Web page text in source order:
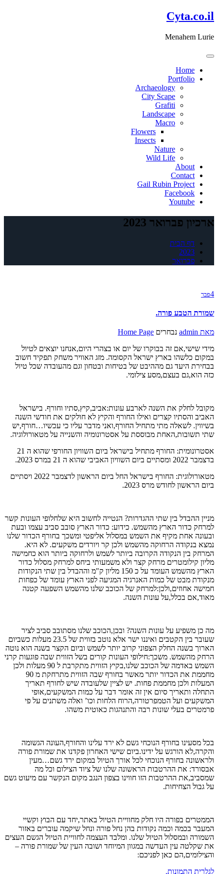
דלג
לתוכן
Cyta.co.il
Menahem Lurie
Home
Portfolio
Archaeology
City Scape
Grafiti
Landscape
Macro
Flowers
Insects
Nature
Wild Life
About
Contact
Gail Rubin Project
Facebook
Youtube
ארכיון פברואר 2023
דף הבית
2023
פברואר
4פבר
שמורת הטבע פורה.
מאת admin נבחרים Home Page
מידי שישי,אם זה בבוקרו של יום או בצהרי היום,אנחנו יוצאים לטיול
במקום כלשהו בארץ ישראל הקסומה. מזג האוויר משחק תפקיד חשוב
בבחירת היעד גם מההיבט של בטיחות ובטחון וגם מהעובדה שכל טיול
כזה הוא,גם בעצם,מסע צילומי.
מקובל לחלק את השנה לארבע עונות:אביב,קיץ,סתיו וחורף. בישראל
האביב והסתיו קצרים ואילו החורף והקיץ לא חולקים את חודשי השנה
בשיווין. לשאלה מתי מתחיל החורף,ואני מדבר עליו כי עכשיו…חורף,יש
שתי תשובות,האחת מבוססת על אסטרונומיה והשנייה על מטאורולוגיה.
אסטרונומית: החורף מתחיל בישראל ביום השוויון החורפי שהוא ה 21
בדצמבר 2022 ומסתיים ביום השוויון האביבי שהוא ה 21 במרס 2023.
מטאורולוגית: החורף בישראל החל ביום הראשון לדצמבר 2022 ויסתיים
ביום הראשון לחודש מרס 2023.
מניין ההבדל בין שתי ההגדרות? הנטייה לחשוב היא שלחלופי העונות קשר
למרחק כדור הארץ מהשמש. כידוע: כדור הארץ סובב סביב עצמו ובעת
ובעונה אחת מקיף את השמש במסלול אליפטי ומשכך בחורף הכדור שלנו
נמצא בנקודה הרחוקה מהשמש ולכן קר ויורדים משקעים. לא היא.
המרחק בין הנקודה הקרובה ביותר לשמש ולרחוקה ביותר הוא כחמישה
מליון קילומטרים מרחק קצר ולא משמעותי ביחס למרחק מסלול כדור
הארץ מהשמש העומד על כ 150 מליון ק"מ וההבדל בין שתי הנקודות
מנקודת מבט של כמות האנרגיה המגיעה לפני הארץ עומד של כפחות
חמישה אחוזים,ולכן:למרחק של הכוכב שלנו מהשמש השפעה קטנה
מאוד,אם בכלל,על עונות השנה.
מה כן משפיע על עונות השנה? ובכן,הכוכב שלנו מסתובב סביב לציר
שעובר בין הקטבים ואיננו ישר אלא נוטב בזווית של 23.5 מעלות כשביום
הארוך בשנה החלק הצפוני קרוב יותר לשמש וביום הקצר בשנה הוא נוטה
הרחק מהשמש. משכך:חילופי העונות קורים בשל הזווית שבה פוגעות קרני
השמש באדמה של הכוכב שלנו,בקיץ הזווית מתקרבת ל 90 מעלות ולכן
מחממת את הכדור יותר מאשר בחורף שבה הזווית מתרחקת מ 90
המעלות ולכן מחממת פחות. יש לציין שלעובדה שיש לחורף תאריך
התחלה ותאריך סיום אין זה אומר דבר על כמות המשקעים,אופי
המשקעים ועל הטמפרטורה,הרוח הלחות וכו’ ואלה משתנים על פי
פרמטרים בעלי שונות רבה והתנהגות כאוטית משהו.
בכל מסעינו בחורף הנוכחי גשם לא ירד עלינו והחורף,העונה הגשומה
והקרה,לא הורגש על ידינו.ביום שישי האחרון פקדנו את שמורת פורה
ולראשונה בחורף הנוכחי לכל אורך הטיול במקום ירד גשם…מעין
אבסורד: את ההרטבות הראשונה שלנו של ציוד הצילום וכל מה
שמסביב,את ההרטבות הזו חווינו בצפון הנגב מקום הנקשר עם מיעוט גשם
על גבול הצחיחות.
הממטרים בפורה היו חלק מחוויית הטיול באתר,יחד עם הבוץ וקשיי
המעבר בכמה וכמה נקודות בהן נחל פורה ונחל שיקמה עוברים באזור
השמורה ובמסלול הטיול שלנו. ומלבד העצמה לחוויית הטיול הגשם העצים
את שקלטה עין העדשה במגוון המיוחד ושובה העין של שמורת פורה –
והצילומים,הם כאן לפניכם:
לגלרית התמונות.